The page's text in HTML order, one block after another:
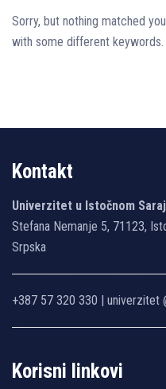
Sorry, but nothing matched
with some different keywords.
Kontakt
Univerzitet u Istočnom
Stefana Nemanje 5, 71123,
Srpska
+387 57 320 330 | univerzitet
Korisni linkovi